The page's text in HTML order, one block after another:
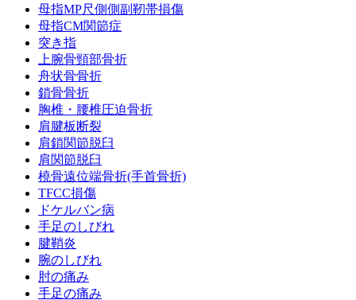
母指MP尺側側副靭帯損傷
母指CM関節症
突き指
上腕骨頸部骨折
舟状骨骨折
鎖骨骨折
胸椎・腰椎圧迫骨折
肩腱板断裂
肩鎖関節脱臼
肩関節脱臼
橈骨遠位端骨折(手首骨折)
TFCC損傷
ドケルバン病
手足のしびれ
腱鞘炎
腕のしびれ
肘の痛み
手足の痛み